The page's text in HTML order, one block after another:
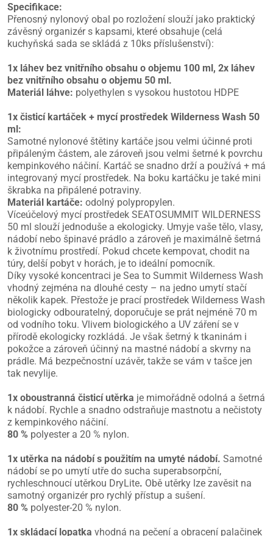
Specifikace:
Přenosný nylonový obal po rozložení slouží jako praktický
závěsný organizér s kapsami, které obsahuje (celá
kuchyňská sada se skládá z 10ks příslušenství):
1x láhev bez vnitřního obsahu o objemu 100 ml, 2x láhev
bez vnitřního obsahu o objemu 50 ml.
Materiál láhve: polyethylen s vysokou hustotou HDPE
1x čisticí kartáček + mycí prostředek Wilderness Wash 50
ml:
Samotné nylonové štětiny kartáče jsou velmi účinné proti
připáleným částem, ale zároveň jsou velmi šetrné k povrchu
kempinkového náčiní. Kartáč se snadno drží a používá + má
integrovaný mycí prostředek. Na boku kartáčku je také mini
škrabka na připálené potraviny.
Materiál kartáče: odolný polypropylen.
Víceúčelový mycí prostředek SEATOSUMMIT WILDERNESS
50 ml slouží jednoduše a ekologicky. Umyje vaše tělo, vlasy,
nádobí nebo špinavé prádlo a zároveň je maximálně šetrná
k životnímu prostředí. Pokud chcete kempovat, chodit na
túry, delší pobyt v horách, je to ideální pomocník.
Díky vysoké koncentraci je Sea to Summit Wilderness Wash
vhodný zejména na dlouhé cesty – na jedno umytí stačí
několik kapek. Přestože je prací prostředek Wilderness Wash
biologicky odbouratelný, doporučuje se prát nejméně 70 m
od vodního toku. Vlivem biologického a UV záření se v
přírodě ekologicky rozkládá. Je však šetrný k tkaninám i
pokožce a zároveň účinný na mastné nádobí a skvrny na
prádle. Má bezpečnostní uzávěr, takže se vám v tašce jen
tak nevylije.
1x oboustranná čisticí utěrka je mimořádně odolná a šetrná
k nádobí. Rychle a snadno odstraňuje mastnotu a nečistoty
z kempinkového náčiní.
80 % polyester a 20 % nylon.
1x utěrka na nádobí s použitím na umyté nádobí. Samotné
nádobí se po umytí utře do sucha superabsorpční,
rychleschnoucí utěrkou DryLite. Obě utěrky lze zavěsit na
samotný organizér pro rychlý přístup a sušení.
80 % polyester-20 % nylon.
1x skládací lopatka vhodná na pečení a obracení palačinek